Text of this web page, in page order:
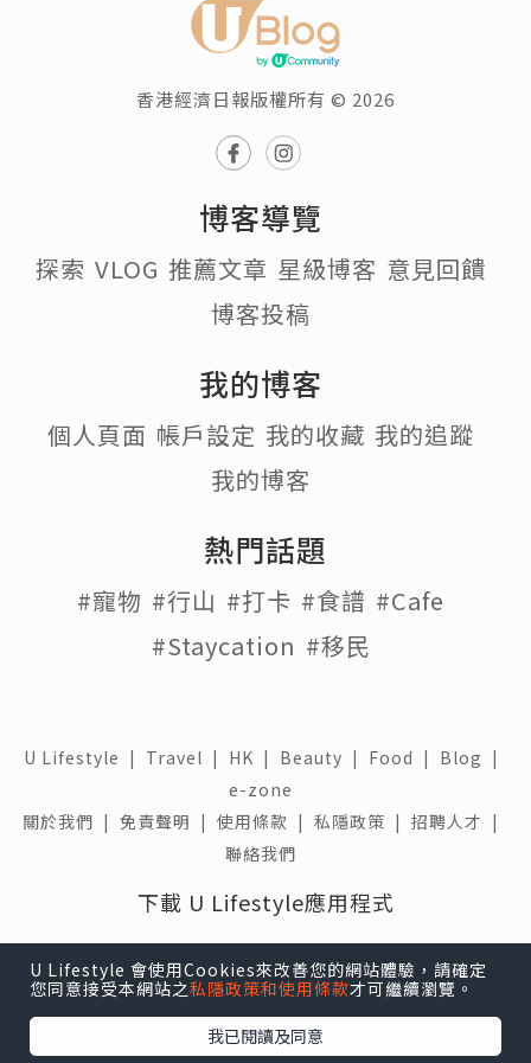
香港經濟日報版權所有 © 2026
博客導覽
探索 VLOG 推薦文章 星級博客 意見回饋
博客投稿
我的博客
個人頁面 帳戶設定 我的收藏 我的追蹤
我的博客
熱門話題
#寵物 #行山 #打卡 #食譜 #Cafe
#Staycation #移民
U Lifestyle | Travel | HK | Beauty | Food | Blog |
e-zone
關於我們 | 免責聲明 | 使用條款 | 私隱政策 | 招聘人才 |
聯絡我們
下載 U Lifestyle應用程式
U Lifestyle 會使用Cookies來改善您的網站體驗，請確定
您同意接受本網站之私隱政策和使用條款才可繼續瀏覽。
我已閱讀及同意